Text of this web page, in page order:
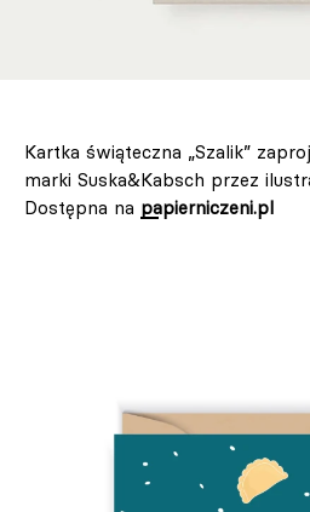
Kartka świąteczna „Szalik”
marki Suska&Kabsch przez
Dostępna na papierniczeni.pl